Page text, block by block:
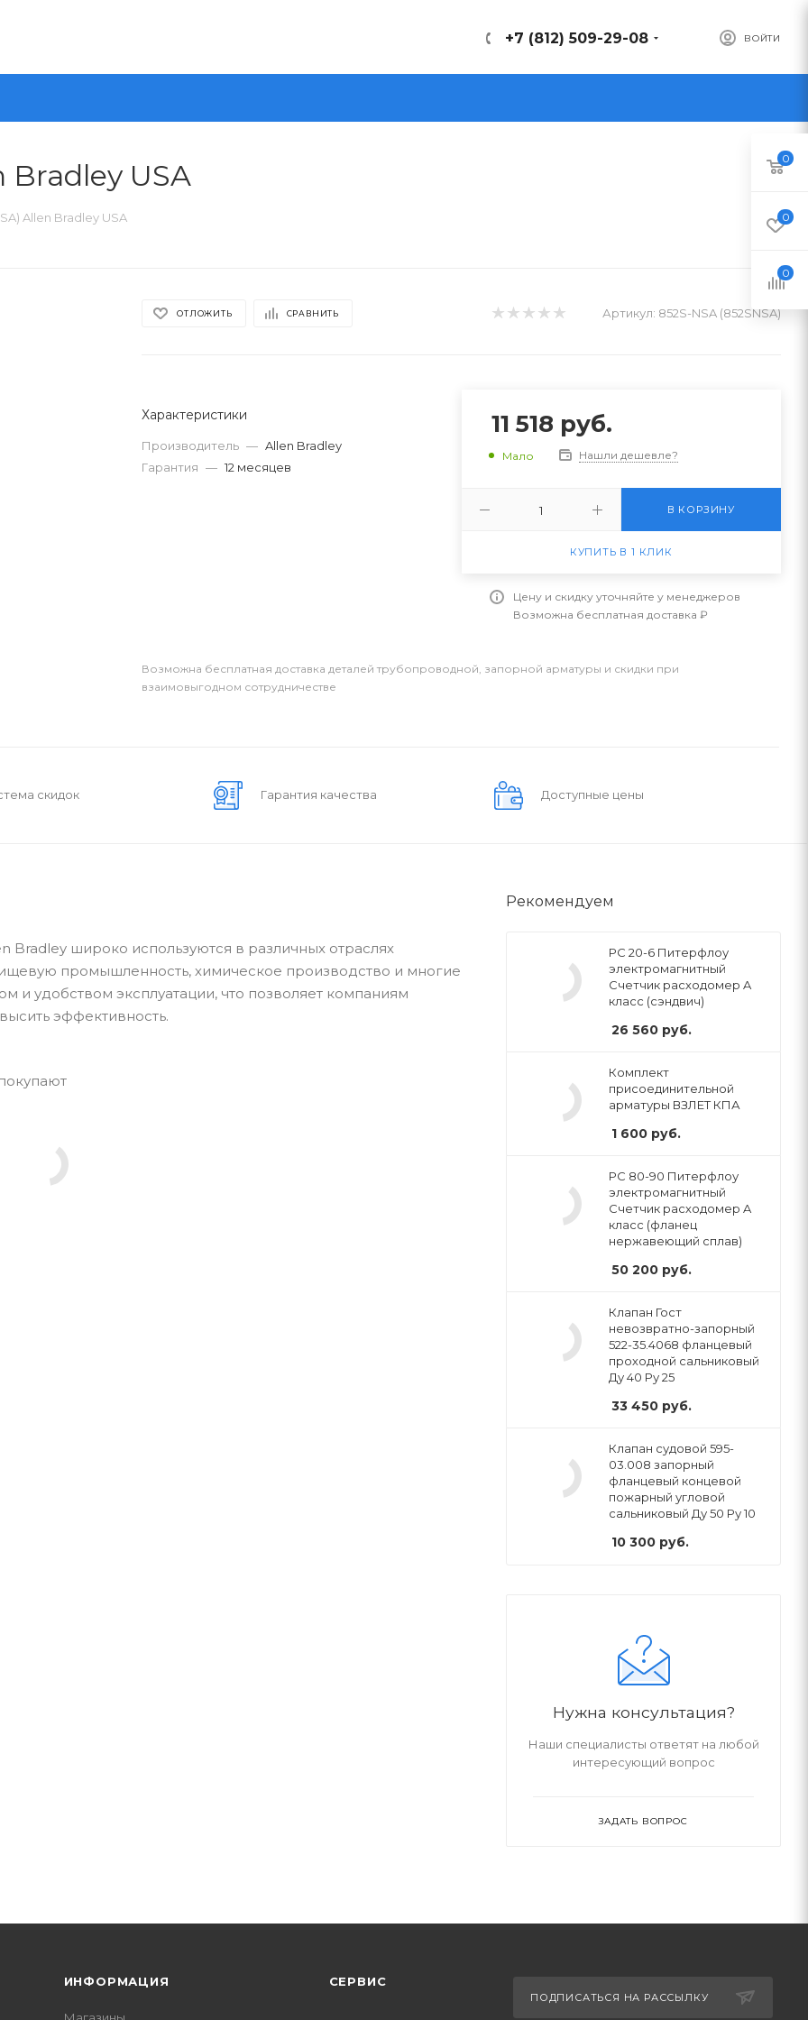
ВОЙТИ
+7 (812) 509-29-08
Bradley USA
Allen Bradley USA
ОТЛОЖИТЬ СРАВНИТЬ Артикул: 852S-NSA (852SNSA)
Характеристики
Производитель — Allen Bradley
Гарантия — 12 месяцев
11 518 руб.
Мало Нашли дешевле?
В КОРЗИНУ
КУПИТЬ В 1 КЛИК
Цену и скидку уточняйте у менеджеров
Возможна бесплатная доставка ₽
Возможна бесплатная доставка деталей трубопроводной, запорной арматуры и скидки при
взаимовыгодном сотрудничестве
скидок Гарантия качества Доступные цены
Bradley широко используются в различных отраслях
промышленность, химическое производство и многие
и удобством эксплуатации, что позволяет компаниям
эффективность.
Рекомендуем
РС 20-6 Питерфлоу
электромагнитный
Счетчик расходомер A
класс (сэндвич)
26 560 руб.
Комплект
присоединительной
арматуры ВЗЛЕТ КПА
1 600 руб.
РС 80-90 Питерфлоу
электромагнитный
Счетчик расходомер A
класс (фланец
нержавеющий сплав)
50 200 руб.
Клапан Гост
невозвратно-запорный
522-35.4068 фланцевый
проходной сальниковый
Ду 40 Ру 25
33 450 руб.
Клапан судовой 595-
03.008 запорный
фланцевый концевой
пожарный угловой
сальниковый Ду 50 Ру 10
10 300 руб.
Нужна консультация?
Наши специалисты ответят на любой
интересующий вопрос
ЗАДАТЬ ВОПРОС
ИНФОРМАЦИЯ СЕРВИС
ПОДПИСАТЬСЯ НА РАССЫЛКУ
0
0
0